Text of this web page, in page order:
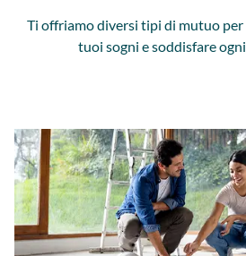
Ti offriamo diversi tipi di mutuo per
tuoi sogni e soddisfare